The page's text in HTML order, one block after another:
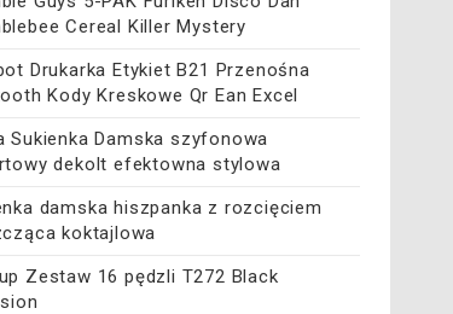
Cereal Killer Mystery
Drukarka Etykiet B21 Przenośna
Kody Kreskowe Qr Ean Excel
Sukienka Damska szyfonowa
dekolt efektowna stylowa
damska hiszpanka z rozcięciem
koktajlowa
Zestaw 16 pędzli T272 Black